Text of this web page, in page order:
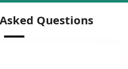
Questions